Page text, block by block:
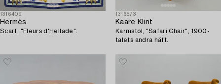
1316409
Hermès
Scarf, "Fleurs d'Hellade".
1316573
Kaare Klint
Karmstol, "Safari Chair", 1900-
talets andra häft.